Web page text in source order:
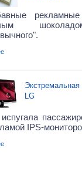
LG
IPS-